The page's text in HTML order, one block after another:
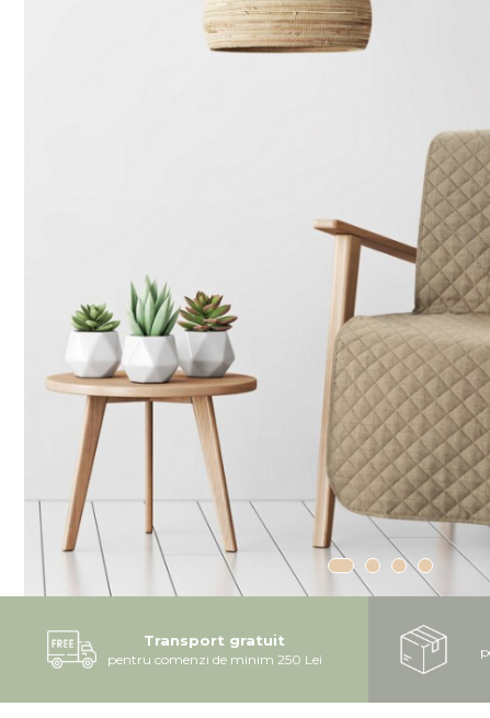
Transport gratuit
pentru comenzi de minim 250 Lei